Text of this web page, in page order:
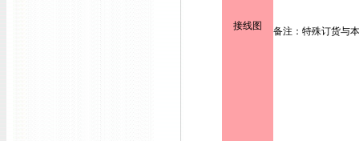
接线图 备注：特殊订货与